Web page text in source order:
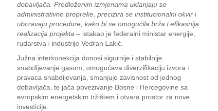
dobavljača. Predloženim izmjenama uklanjaju se
administrativne prepreke, precizira se institucionalni okvir i
ubrzavaju procedure, kako bi se omogućila brža i efikasnija
realizacija projekta – istakao je federalni ministar energije,
rudarstva i industrije Vedran Lakić.
Južna interkonekcija donosi sigurnije i stabilnije
snabdijevanje gasom, omogućava diverzifikaciju izvora i
pravaca snabdijevanja, smanjuje zavisnost od jednog
dobavljača, te jača povezivanje Bosne i Hercegovine sa
evropskim energetskim tržištem i otvara prostor za nove
investicije.